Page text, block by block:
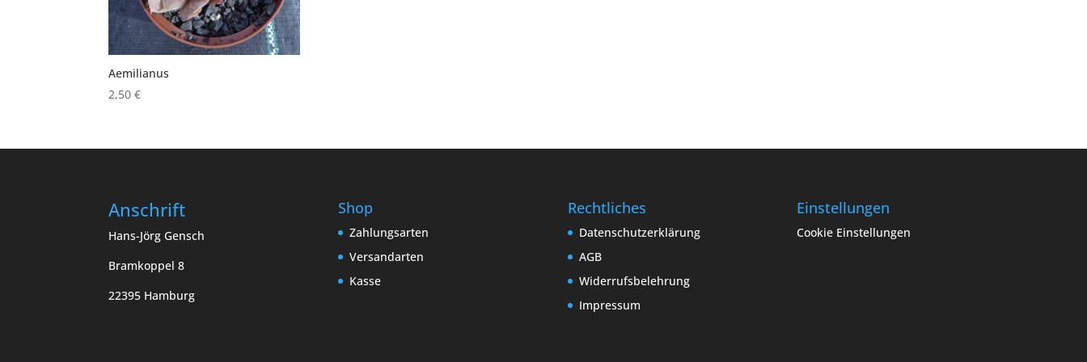
Aemilianus
2,50€
Anschrift
Hans-Jörg Gensch
Bramkoppel 8
22395 Hamburg
Shop
Zahlungsarten
Versandarten
Kasse
Rechtliches
Datenschutzerklärung
AGB
Widerrufsbelehrung
Impressum
Einstellungen
Cookie Einstellungen